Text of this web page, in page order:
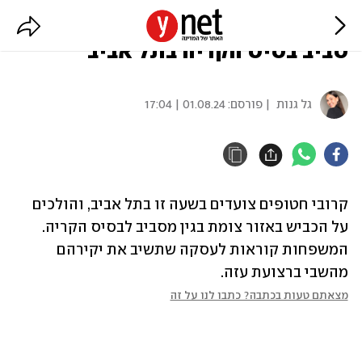
מפגינים וקרובי חטופים צועדים
סביב בסיס הקריה בתל אביב
גל גנות | פורסם:01.08.24 | 17:04
מהשבי ברצועת עזה.
מצאתם טעות בכתבה? כתבו לנו על זה